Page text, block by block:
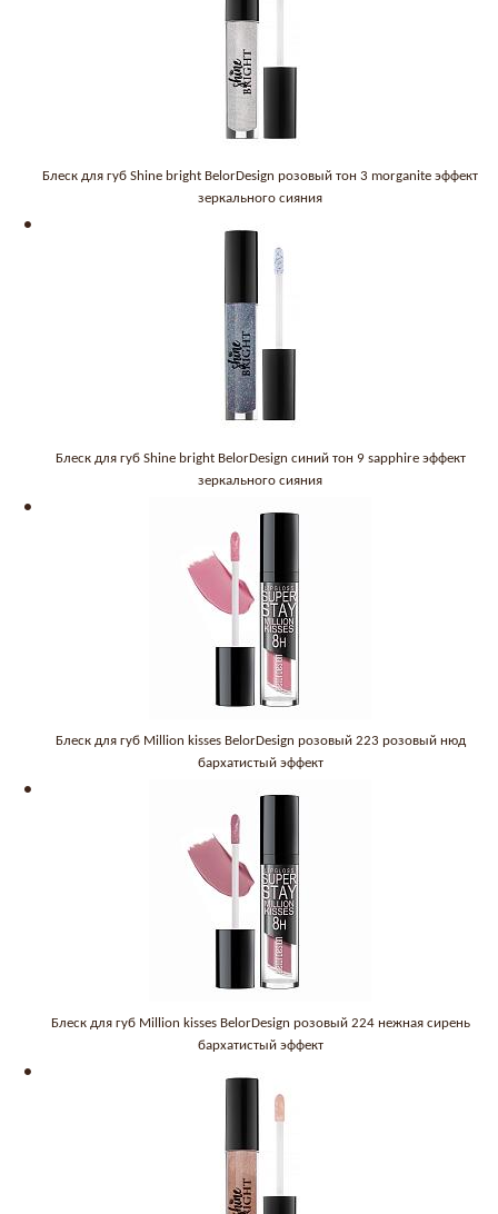
Блеск для губ Shine bright BelorDesign розовый тон 3 morganite эффект
зеркального сияния
Блеск для губ Shine bright BelorDesign синий тон 9 sapphire эффект
зеркального сияния
Блеск для губ Million kisses BelorDesign розовый 223 розовый нюд
бархатистый эффект
Блеск для губ Million kisses BelorDesign розовый 224 нежная сирень
бархатистый эффект